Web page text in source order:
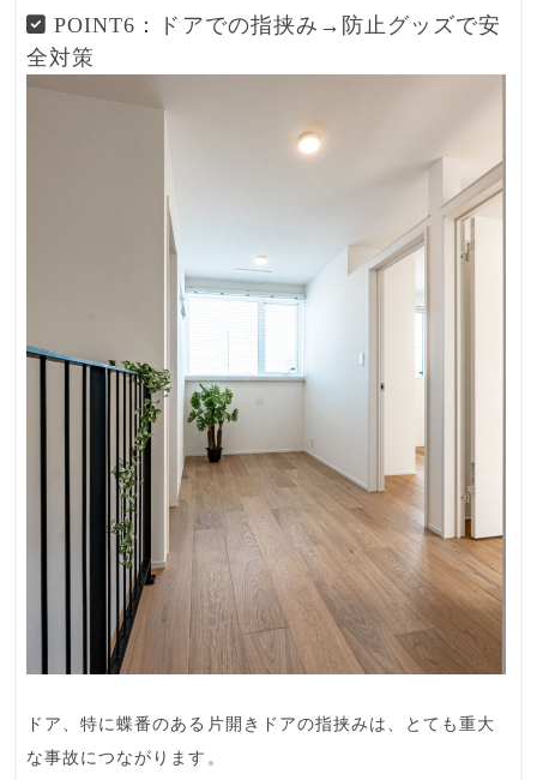
POINT6：ドアでの指挟み→防止グッズで安
全対策
ドア、特に蝶番のある 片開きドアの指挟み は、とても重大
な事故につながります。